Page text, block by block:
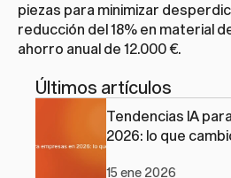
piezas para minimizar
reducción del 18% en material
ahorro anual de 12.000 €.
Últimos artículos
Tendencias IA
2026: lo que
15 ene 2026